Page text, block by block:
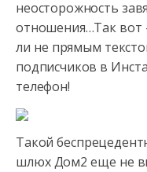
неосторожность
отношения…Так вот
ли не прямым
подписчиков в
телефон!
Такой
шлюх Дом2 еще не